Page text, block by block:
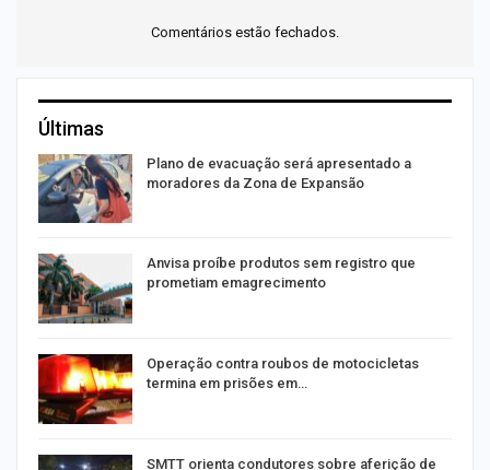
Comentários estão fechados.
Últimas
Plano de evacuação será apresentado a
moradores da Zona de Expansão
Anvisa proíbe produtos sem registro que
prometiam emagrecimento
Operação contra roubos de motocicletas
termina em prisões em…
SMTT orienta condutores sobre aferição de